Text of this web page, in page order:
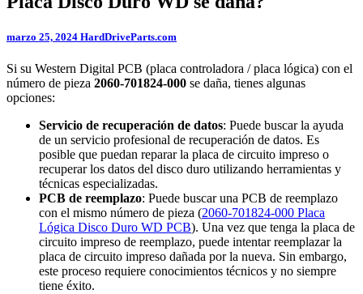
marzo 25, 2024 HardDriveParts.com
Si su Western Digital PCB (placa controladora / placa lógica) con el
número de pieza 2060-701824-000 se daña, tienes algunas
opciones:
Servicio de recuperación de datos: Puede buscar la ayuda
de un servicio profesional de recuperación de datos. Es
posible que puedan reparar la placa de circuito impreso o
recuperar los datos del disco duro utilizando herramientas y
técnicas especializadas.
PCB de reemplazo: Puede buscar una PCB de reemplazo
con el mismo número de pieza (2060-701824-000 Placa
Lógica Disco Duro WD PCB). Una vez que tenga la placa de
circuito impreso de reemplazo, puede intentar reemplazar la
placa de circuito impreso dañada por la nueva. Sin embargo,
este proceso requiere conocimientos técnicos y no siempre
tiene éxito.